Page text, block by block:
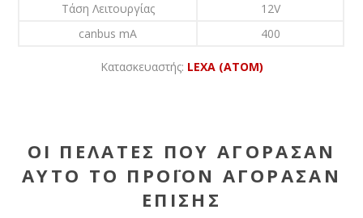
Τάση Λειτουργίας
12V
canbus mA
400
Κατασκευαστής: LEXA (ATOM)
ΟΙ ΠΕΛΆΤΕΣ ΠΟΥ ΑΓΌΡΑΣΑΝ
ΑΥΤΌ ΤΟ ΠΡΟΪΌΝ ΑΓΌΡΑΣΑΝ
ΕΠΊΣΗΣ